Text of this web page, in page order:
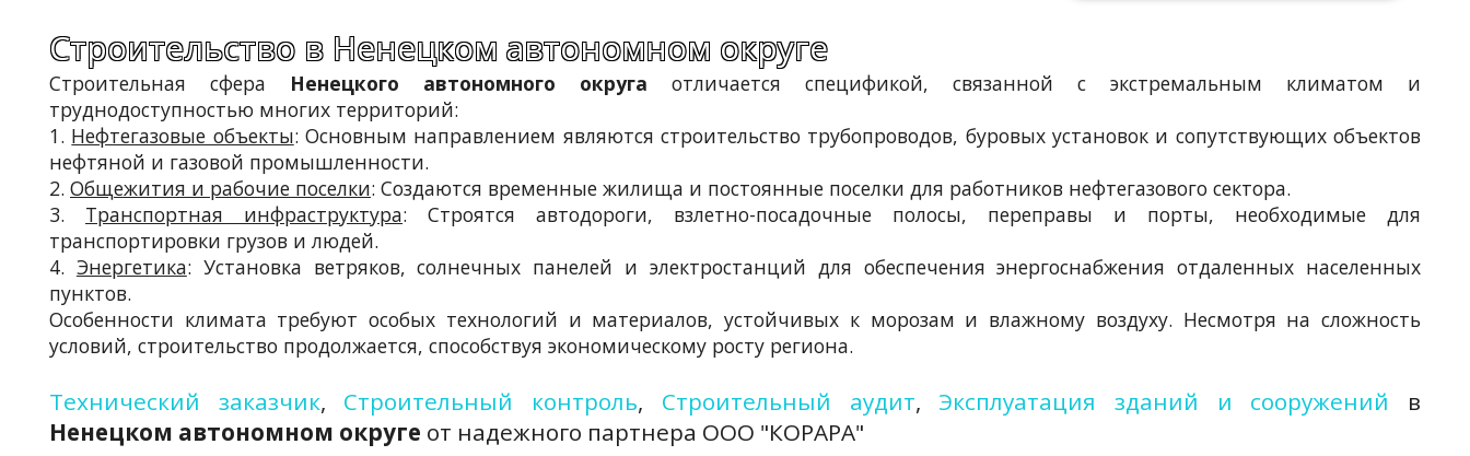
Строительство в Ненецком автономном округе
Строительная сфера Ненецкого автономного округа отличается спецификой, связанной с экстремальным климатом и
труднодоступностью многих территорий:
1. Нефтегазовые объекты: Основным направлением являются строительство трубопроводов, буровых установок и сопутствующих объектов
нефтяной и газовой промышленности.
2. Общежития и рабочие поселки: Создаются временные жилища и постоянные поселки для работников нефтегазового сектора.
3. Транспортная инфраструктура: Строятся автодороги, взлетно-посадочные полосы, переправы и порты, необходимые для
транспортировки грузов и людей.
4. Энергетика: Установка ветряков, солнечных панелей и электростанций для обеспечения энергоснабжения отдаленных населенных
пунктов.
Особенности климата требуют особых технологий и материалов, устойчивых к морозам и влажному воздуху. Несмотря на сложность
условий, строительство продолжается, способствуя экономическому росту региона.
Технический заказчик, Строительный контроль, Строительный аудит, Эксплуатация зданий и сооружений в
Ненецком автономном округе от надежного партнера ООО "КОРАРА"